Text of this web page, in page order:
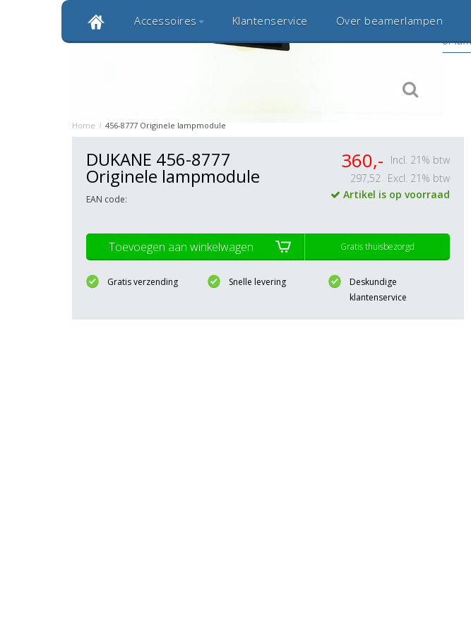
Klantbeoordeling 9,0
Accessoires Klantenservice Over beamerlampen
20 jaar betrouwbaar en ervaren
Home / 456-8777 Originele lampmodule
DUKANE 456-8777
Originele lampmodule
EAN code:
360,-
Incl. 21% btw
297,52
Excl. 21% btw
Artikel is op voorraad
Toevoegen aan winkelwagen Gratis thuisbezorgd
Gratis verzending Snelle levering
Deskundige
klantenservice